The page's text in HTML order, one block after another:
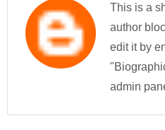
This is a
author
edit it by
admin